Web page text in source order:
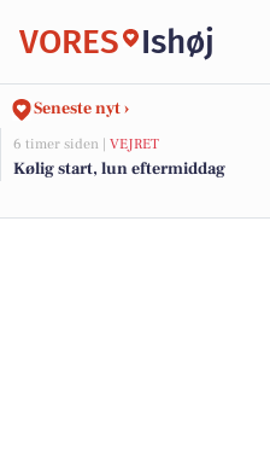
VORES Ishøj
Seneste nyt ›
6 timer siden | VEJRET
Kølig start, lun eftermiddag